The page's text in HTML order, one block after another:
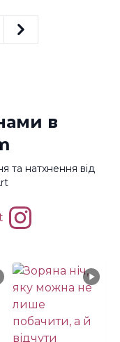
Наступна
в
та натхнення від